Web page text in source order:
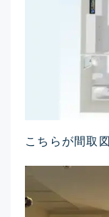
こちらが間取図